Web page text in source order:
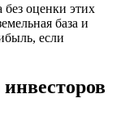
без оценки этих
база и
если